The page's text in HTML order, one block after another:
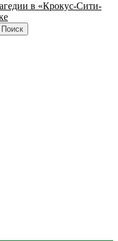
в «Крокус-Сити-